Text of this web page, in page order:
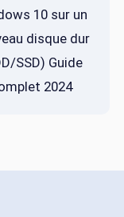
10 sur un
disque dur
SSD) Guide
2024